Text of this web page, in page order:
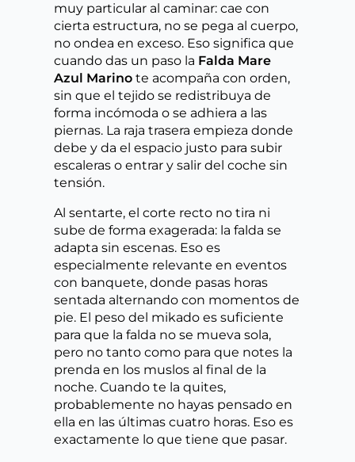
muy particular al caminar: cae con
cierta estructura, no se pega al cuerpo,
no ondea en exceso. Eso significa que
cuando das un paso la Falda Mare
Azul Marino te acompaña con orden,
sin que el tejido se redistribuya de
forma incómoda o se adhiera a las
piernas. La raja trasera empieza donde
debe y da el espacio justo para subir
escaleras o entrar y salir del coche sin
tensión.
Al sentarte, el corte recto no tira ni
sube de forma exagerada: la falda se
adapta sin escenas. Eso es
especialmente relevante en eventos
con banquete, donde pasas horas
sentada alternando con momentos de
pie. El peso del mikado es suficiente
para que la falda no se mueva sola,
pero no tanto como para que notes la
prenda en los muslos al final de la
noche. Cuando te la quites,
probablemente no hayas pensado en
ella en las últimas cuatro horas. Eso es
exactamente lo que tiene que pasar.